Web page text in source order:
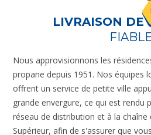
LIVRAISON DE
Nous approvisionnons les
propane depuis 1951. Nos équipes
offrent un service de petite ville
grande envergure, ce qui est rendu
réseau de distribution et à la
Supérieur, afin de s'assurer que